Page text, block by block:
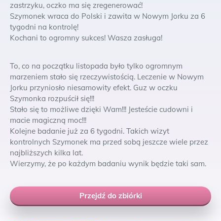
zastrzyku, oczko ma się zregenerować!
Szymonek wraca do Polski i zawita w Nowym Jorku za 6
tygodni na kontrolę!
Kochani to ogromny sukces! Wasza zasługa!
To, co na początku listopada było tylko ogromnym
marzeniem stało się rzeczywistością. Leczenie w Nowym
Jorku przyniosło niesamowity efekt. Guz w oczku
Szymonka rozpuścił się!!!
Stało się to możliwe dzięki Wam!!! Jesteście cudowni i
macie magiczną moc!!!
Kolejne badanie już za 6 tygodni. Takich wizyt
kontrolnych Szymonek ma przed sobą jeszcze wiele przez
najbliższych kilka lat.
Wierzymy, że po każdym badaniu wynik będzie taki sam.
Przejdź do zbiórki